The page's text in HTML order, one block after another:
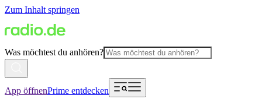
Zum Inhalt springen
Was möchtest du anhören?
App öffnenPrime entdecken